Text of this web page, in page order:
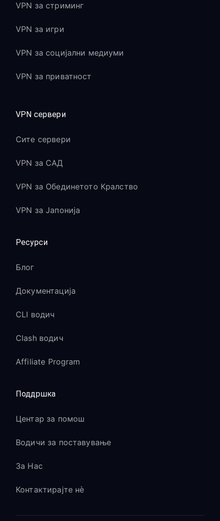
VPN за стриминг
VPN за игри
VPN за социјални медиуми
VPN за приватност
VPN сервери
Сите сервери
VPN за САД
VPN за Обединетото Кралство
VPN за Јапонија
Ресурси
Блог
Документација
CLI водич
Clash водич
Affiliate Program
Поддршка
Центар за помош
Водичи за поставување
За Нас
Контактирајте нè